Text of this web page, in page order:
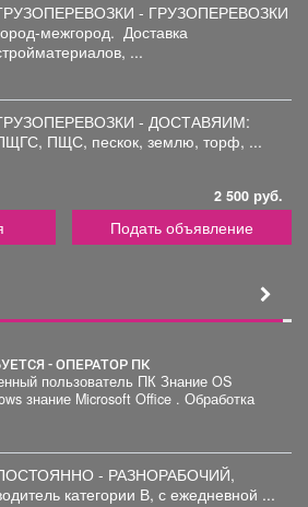
- ГРУЗОПЕРЕВОЗКИ
межгород. Доставка
...
- ДОСТАВЯИМ:
ПЩС, пескок, землю, торф, ...
2 500 руб.
Подать объявление
- ОПЕРАТОР ПК
пользователь ПК Знание OS
. Обработка
- РАЗНОРАБОЧИЙ,
категории В, с ежедневной ...